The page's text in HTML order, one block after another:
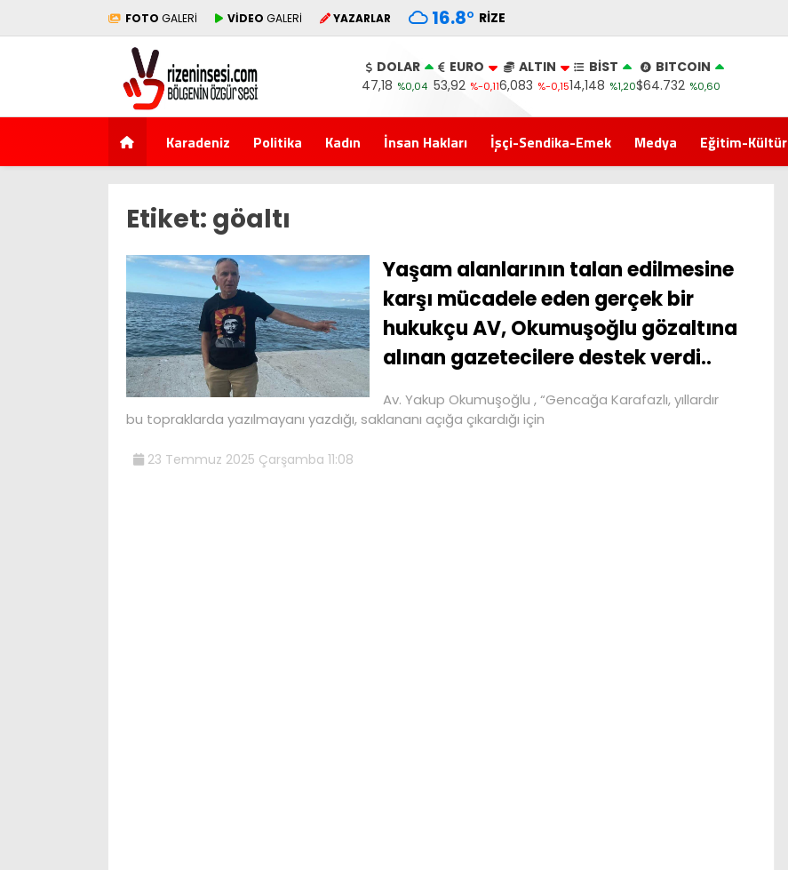
FOTO GALERİ VİDEO GALERİ YAZARLAR 16.8° RIZE
DOLAR
47,18 %0,04
EURO
53,92 %-0,11
ALTIN
6,083 %-0,15
BİST
14,148 %1,20
BITCOIN
$64.732 %0,60
Karadeniz Politika Kadın İnsan Hakları İşçi-Sendika-Emek Medya Eğitim-Kültür
Etiket: göaltı
Yaşam alanlarının talan edilmesine
karşı mücadele eden gerçek bir
hukukçu AV, Okumuşoğlu gözaltına
alınan gazetecilere destek verdi..
Av. Yakup Okumuşoğlu , “Gencağa Karafazlı, yıllardır
bu topraklarda yazılmayanı yazdığı, saklananı açığa çıkardığı için
23 Temmuz 2025 Çarşamba 11:08